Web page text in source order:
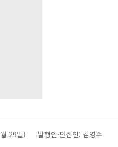
29일) 발행인·편집인: 김영수